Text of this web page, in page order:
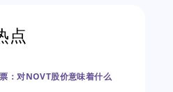
点
：对NOVT股价意味着什么